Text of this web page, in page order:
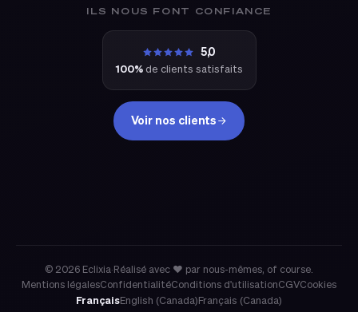
ILS NOUS FONT CONFIANCE
5,0
100% de clients satisfaits
Voir nos clients
© 2026 Eclixia·Réalisé avec ❤ par nous-mêmes, of course.
Mentions légalesConfidentialitéConditions d'utilisationCGVCookies
FrançaisEnglish (Canada)Français (Canada)